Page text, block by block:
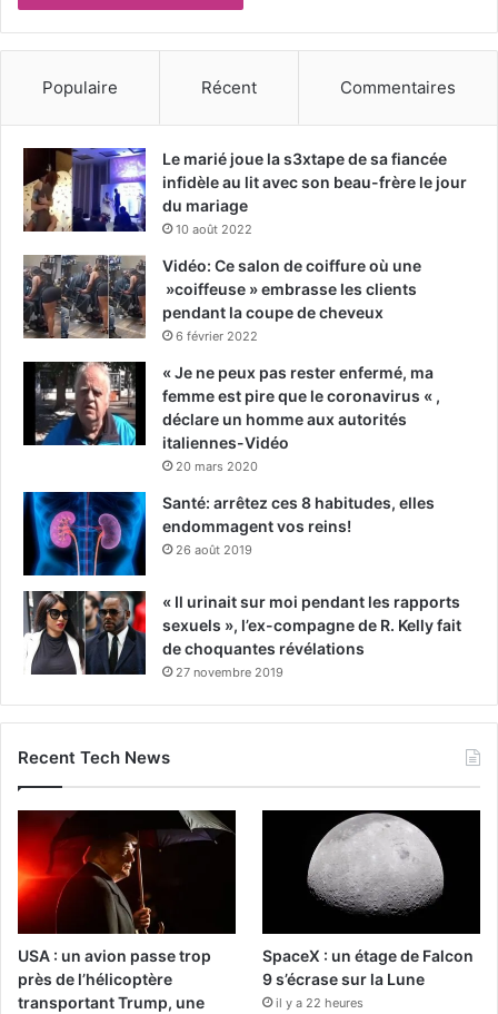
Populaire Récent Commentaires
Le marié joue la s3xtape de sa fiancée
infidèle au lit avec son beau-frère le jour
du mariage
10 août 2022
Vidéo: Ce salon de coiffure où une
»coiffeuse » embrasse les clients
pendant la coupe de cheveux
6 février 2022
« Je ne peux pas rester enfermé, ma
femme est pire que le coronavirus « ,
déclare un homme aux autorités
italiennes-Vidéo
20 mars 2020
Santé: arrêtez ces 8 habitudes, elles
endommagent vos reins!
26 août 2019
« Il urinait sur moi pendant les rapports
sexuels », l’ex-compagne de R. Kelly fait
de choquantes révélations
27 novembre 2019
Recent Tech News
USA : un avion passe trop
près de l’hélicoptère
transportant Trump, une
SpaceX : un étage de Falcon
9 s’écrase sur la Lune
il y a 22 heures